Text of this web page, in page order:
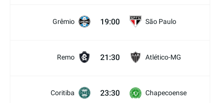
Grêmio 19:00 São Paulo
Remo 21:30 Atlético-MG
Coritiba 23:30 Chapecoense